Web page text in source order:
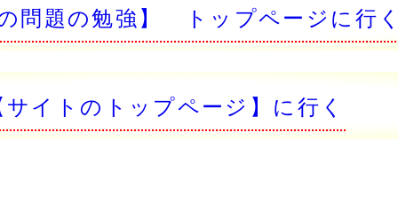
の問題の勉強】 トップページに行く
サイトのトップページ】に行く